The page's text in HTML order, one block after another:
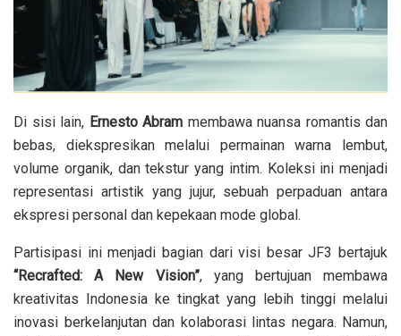
Di sisi lain, Ernesto Abram membawa nuansa romantis dan
bebas, diekspresikan melalui permainan warna lembut,
volume organik, dan tekstur yang intim. Koleksi ini menjadi
representasi artistik yang jujur, sebuah perpaduan antara
ekspresi personal dan kepekaan mode global.
Partisipasi ini menjadi bagian dari visi besar JF3 bertajuk
“Recrafted: A New Vision”, yang bertujuan membawa
kreativitas Indonesia ke tingkat yang lebih tinggi melalui
inovasi berkelanjutan dan kolaborasi lintas negara. Namun,